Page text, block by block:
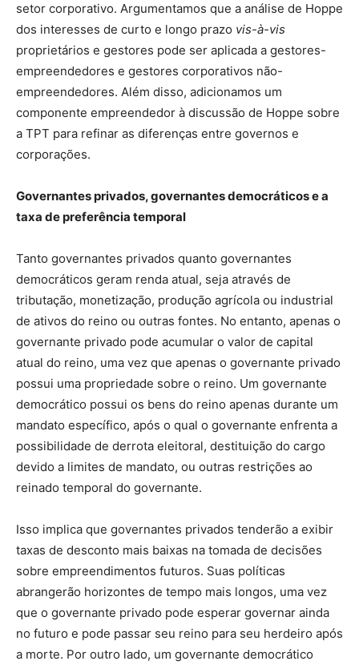
setor corporativo. Argumentamos que a análise de Hoppe
dos interesses de curto e longo prazo vis-à-vis
proprietários e gestores pode ser aplicada a gestores-
empreendedores e gestores corporativos não-
empreendedores. Além disso, adicionamos um
componente empreendedor à discussão de Hoppe sobre
a TPT para refinar as diferenças entre governos e
corporações.
Governantes privados, governantes democráticos e a
taxa de preferência temporal
Tanto governantes privados quanto governantes
democráticos geram renda atual, seja através de
tributação, monetização, produção agrícola ou industrial
de ativos do reino ou outras fontes. No entanto, apenas o
governante privado pode acumular o valor de capital
atual do reino, uma vez que apenas o governante privado
possui uma propriedade sobre o reino. Um governante
democrático possui os bens do reino apenas durante um
mandato específico, após o qual o governante enfrenta a
possibilidade de derrota eleitoral, destituição do cargo
devido a limites de mandato, ou outras restrições ao
reinado temporal do governante.
Isso implica que governantes privados tenderão a exibir
taxas de desconto mais baixas na tomada de decisões
sobre empreendimentos futuros. Suas políticas
abrangerão horizontes de tempo mais longos, uma vez
que o governante privado pode esperar governar ainda
no futuro e pode passar seu reino para seu herdeiro após
a morte. Por outro lado, um governante democrático